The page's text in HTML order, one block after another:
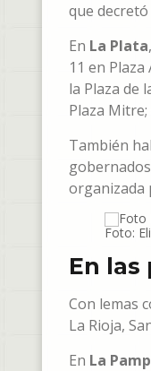
que
En La Plata
11 en
la Plaza de
Plaza
También
organizada
Foto:
En las
Con lemas
La Rioja,
En La